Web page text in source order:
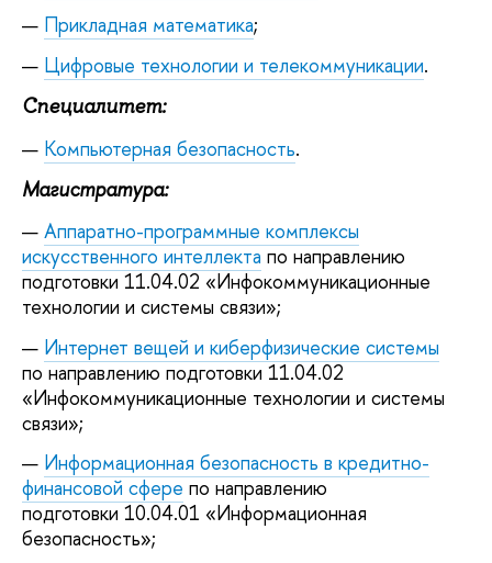
Прикладная математика;
Цифровые технологии и телекоммуникации.
Специалитет:
Компьютерная безопасность.
Магистратура:
Аппаратно-программные комплексы
искусственного интеллекта по направлению
подготовки 11.04.02 «Инфокоммуникационные
технологии и системы связи»;
Интернет вещей и киберфизические системы
по направлению подготовки 11.04.02
«Инфокоммуникационные технологии и системы
связи»;
Информационная безопасность в кредитно-
финансовой сфере по направлению
подготовки 10.04.01 «Информационная
безопасность»;